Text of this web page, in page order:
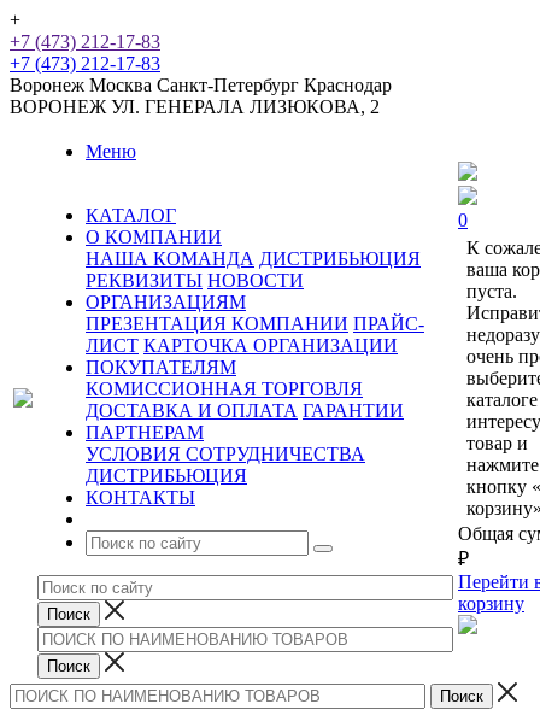
+
+7 (473) 212-17-83
+7 (473) 212-17-83
Воронеж Москва Санкт-Петербург Краснодар
ВОРОНЕЖ УЛ. ГЕНЕРАЛА ЛИЗЮКОВА, 2
Меню
КАТАЛОГ
О КОМПАНИИ
НАША КОМАНДА ДИСТРИБЬЮЦИЯ
РЕКВИЗИТЫ НОВОСТИ
ОРГАНИЗАЦИЯМ
ПРЕЗЕНТАЦИЯ КОМПАНИИ ПРАЙС-
ЛИСТ КАРТОЧКА ОРГАНИЗАЦИИ
ПОКУПАТЕЛЯМ
КОМИССИОННАЯ ТОРГОВЛЯ
ДОСТАВКА И ОПЛАТА ГАРАНТИИ
ПАРТНЕРАМ
УСЛОВИЯ СОТРУДНИЧЕСТВА
ДИСТРИБЬЮЦИЯ
КОНТАКТЫ
0
К
ваша
пуста.
очень
каталоге
товар и
нажмите
кнопку
Общая
₽
Перейти
корзину